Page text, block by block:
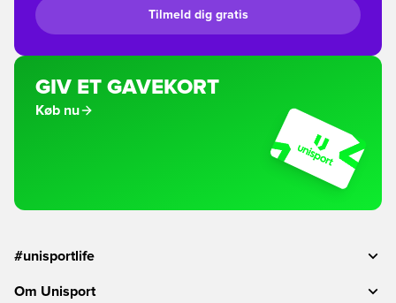
Tilmeld dig gratis
GIV ET GAVEKORT
Køb nu
#unisportlife
Om Unisport